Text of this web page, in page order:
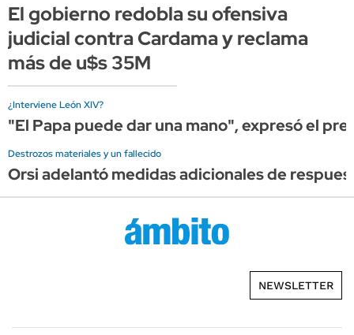
El gobierno redobla su ofensiva
judicial contra Cardama y reclama
más de u$s 35M
¿Interviene León XIV?
"El Papa puede dar una mano", expresó el
Destrozos materiales y un fallecido
Orsi adelantó medidas adicionales de
NEWSLETTER